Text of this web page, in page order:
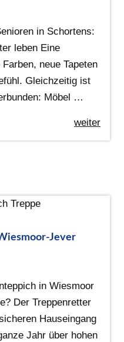
in Schortens:
leben Eine
neue Tapeten
Gleichzeitig ist
Möbel …
weiter
Jever
in Wiesmoor
Der Treppenretter
Hauseingang
Jahr über hohen